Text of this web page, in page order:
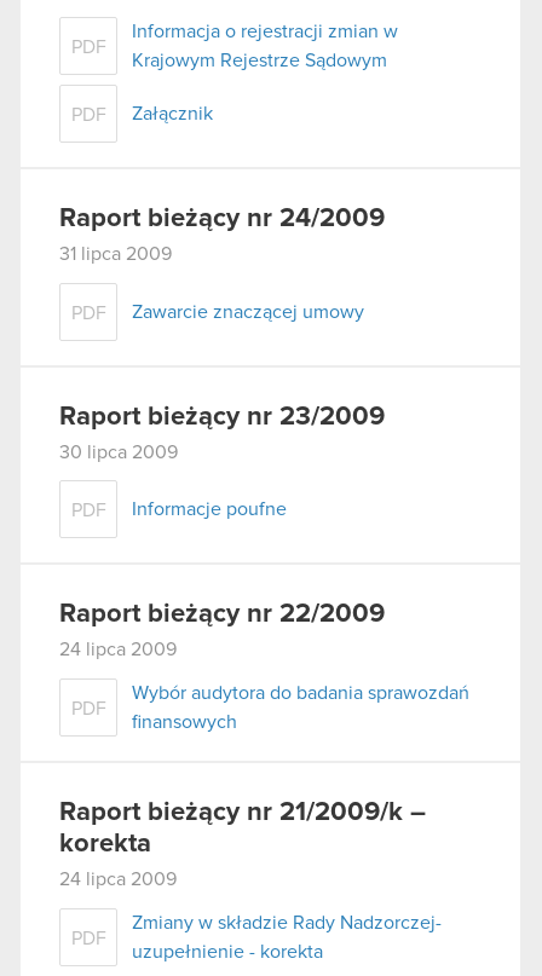
PDF
Informacja o rejestracji zmian w
Krajowym Rejestrze Sądowym
PDF Załącznik
Raport bieżący nr 24/2009
31 lipca 2009
PDF Zawarcie znaczącej umowy
Raport bieżący nr 23/2009
30 lipca 2009
PDF Informacje poufne
Raport bieżący nr 22/2009
24 lipca 2009
PDF
Wybór audytora do badania sprawozdań
finansowych
Raport bieżący nr 21/2009/k –
korekta
24 lipca 2009
PDF
Zmiany w składzie Rady Nadzorczej-
uzupełnienie - korekta